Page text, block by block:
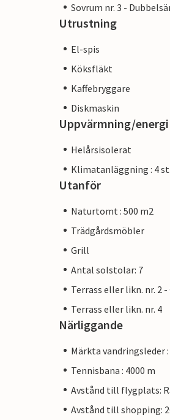
Sovrum nr. 3 -
Utrustning
El-spis
Köksfläkt
Kaffebryggare
Diskmaskin
Uppvärmning/energi
Helårsisolerat
Klimatanläggning : 4 st.
Utanför
Naturtomt : 500 m2
Trädgårdsmöbler
Grill
Antal solstolar: 7
Terrass eller likn. nr. 2
Terrass eller likn. nr. 4
Närliggande
Märkta vandringsleder :
Tennisbana : 4000 m
Avstånd till flygplats:
Avstånd till shopping: